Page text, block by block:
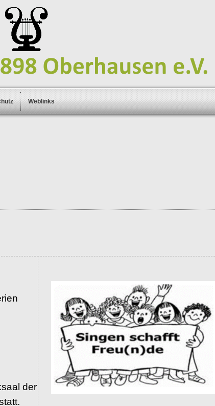
Weblinks
der